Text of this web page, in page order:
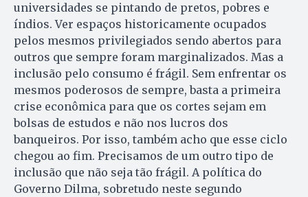
universidades se pintando de pretos, pobres e
índios. Ver espaços historicamente ocupados
pelos mesmos privilegiados sendo abertos para
outros que sempre foram marginalizados. Mas a
inclusão pelo consumo é frágil. Sem enfrentar os
mesmos poderosos de sempre, basta a primeira
crise econômica para que os cortes sejam em
bolsas de estudos e não nos lucros dos
banqueiros. Por isso, também acho que esse ciclo
chegou ao fim. Precisamos de um outro tipo de
inclusão que não seja tão frágil. A política do
Governo Dilma, sobretudo neste segundo